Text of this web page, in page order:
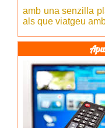
amb una senzilla
als que viatgeu